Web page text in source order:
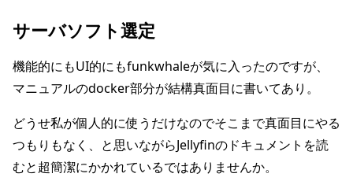
サーバソフト選定
機能的にもUI的にもfunkwhaleが気に入ったのですが、
マニュアルのdocker部分が結構真面目に書いてあり。
どうせ私が個人的に使うだけなのでそこまで真面目にやる
つもりもなく、と思いながらJellyfinのドキュメントを読
むと超簡潔にかかれているではありませんか。